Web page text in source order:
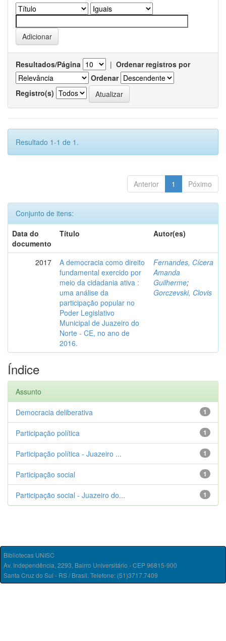
Resultados/Página | Ordenar registros por
Ordenar
Registro(s)
Resultado 1-1 de 1.
Anterior 1 Póximo
Conjunto de itens:
Data do
documento
Título Autor(es)
2017
A democracia como direito
fundamental exercido por
meio da cidadania ativa :
uma análise da
participação popular no
Poder Legislativo
Municipal de Juazeiro do
Norte - CE, no ano de
2016.
Fernandes, Cícera
Amanda
Guilherme;
Gorczevski, Clovis
Índice
Assunto
1
Democracia deliberativa
1
Participação política
1
Participação política - Juazeiro ...
1
Participação social
1
Participação social - Juazeiro do...
Bibliotecas UNISC
Av. Independência, 2293, Bairro Universitário - CEP 96815-900
Santa Cruz do Sul - RS / Brasil. Telefone: (51)3717.7409